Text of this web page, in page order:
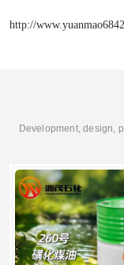
http://
Development, design,